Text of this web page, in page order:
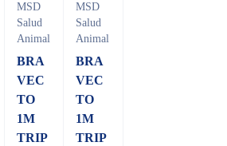
MSD
Salud
Animal
BRA
VEC
TO
1M
TRIP
MSD
Salud
Animal
BRA
VEC
TO
1M
TRIP